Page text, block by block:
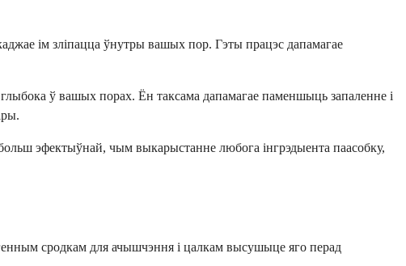
ім зліпацца ўнутры вашых пор. Гэты працэс дапамагае
ў вашых порах. Ён таксама дапамагае паменшыць запаленне і
эфектыўнай, чым выкарыстанне любога інгрэдыента паасобку,
сродкам для ачышчэння і цалкам высушыце яго перад